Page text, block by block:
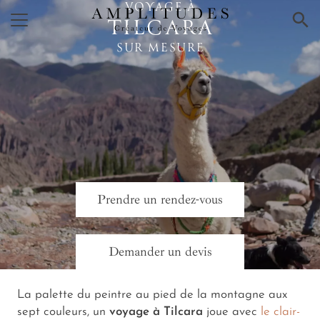
× VOYAGE À
TILCARA
SUR MESURE
Prendre un rendez-vous
Demander un devis
La palette du peintre au pied de la montagne aux
sept couleurs, un voyage à Tilcara joue avec le clair-